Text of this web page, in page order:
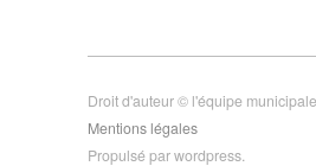
Droit d'auteur © l'équipe
Mentions légales
Propulsé par wordpress.